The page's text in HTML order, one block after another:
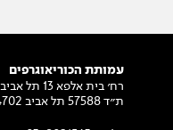
עמותת הכוריאוגרפים
רח׳ בית אלפא 13 תל אביב
ת״ד 57588 תל אביב 6154702